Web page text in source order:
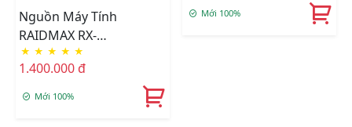
Nguồn Máy Tính
RAIDMAX RX-
700AC(GOLD TITAN)
★ ★ ★ ★ ★
1.400.000 đ
Mới 100%
Mới 100%